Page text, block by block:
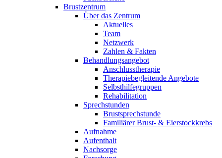
Brustzentrum
Über das Zentrum
Aktuelles
Team
Netzwerk
Zahlen & Fakten
Behandlungsangebot
Anschlusstherapie
Therapiebegleitende Angebote
Selbsthilfegruppen
Rehabilitation
Sprechstunden
Brustsprechstunde
Familiärer Brust- & Eierstockkrebs
Aufnahme
Aufenthalt
Nachsorge